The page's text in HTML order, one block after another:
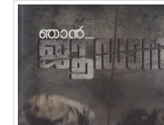
5
4
3
2
1